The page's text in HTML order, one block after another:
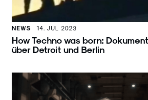
NEWS 14. JUL 2023
How Techno was born:
über Detroit und Berlin